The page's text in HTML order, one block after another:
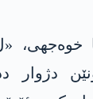
خوەجهی،
دژوار